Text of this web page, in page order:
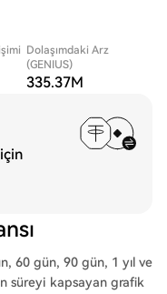
Dolaşımdaki Arz
(GENIUS)
335.37M
60 gün, 90 gün, 1 yıl ve
süreyi kapsayan grafik